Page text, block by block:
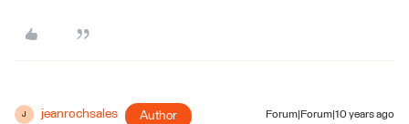
J jeanrochsales Author Forum|Forum|10 years ago